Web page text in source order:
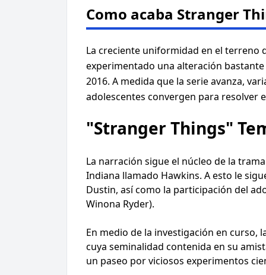
Como acaba Stranger
La creciente uniformidad en el
experimentado una alteración
2016. A medida que la serie avanza,
adolescentes convergen para resolver
"Stranger Things"
La narración sigue el núcleo de la
Indiana llamado Hawkins. A esto le
Dustin, así como la participación del
Winona Ryder).
En medio de la investigación en curso,
cuya seminalidad contenida en su
un paseo por viciosos experimentos